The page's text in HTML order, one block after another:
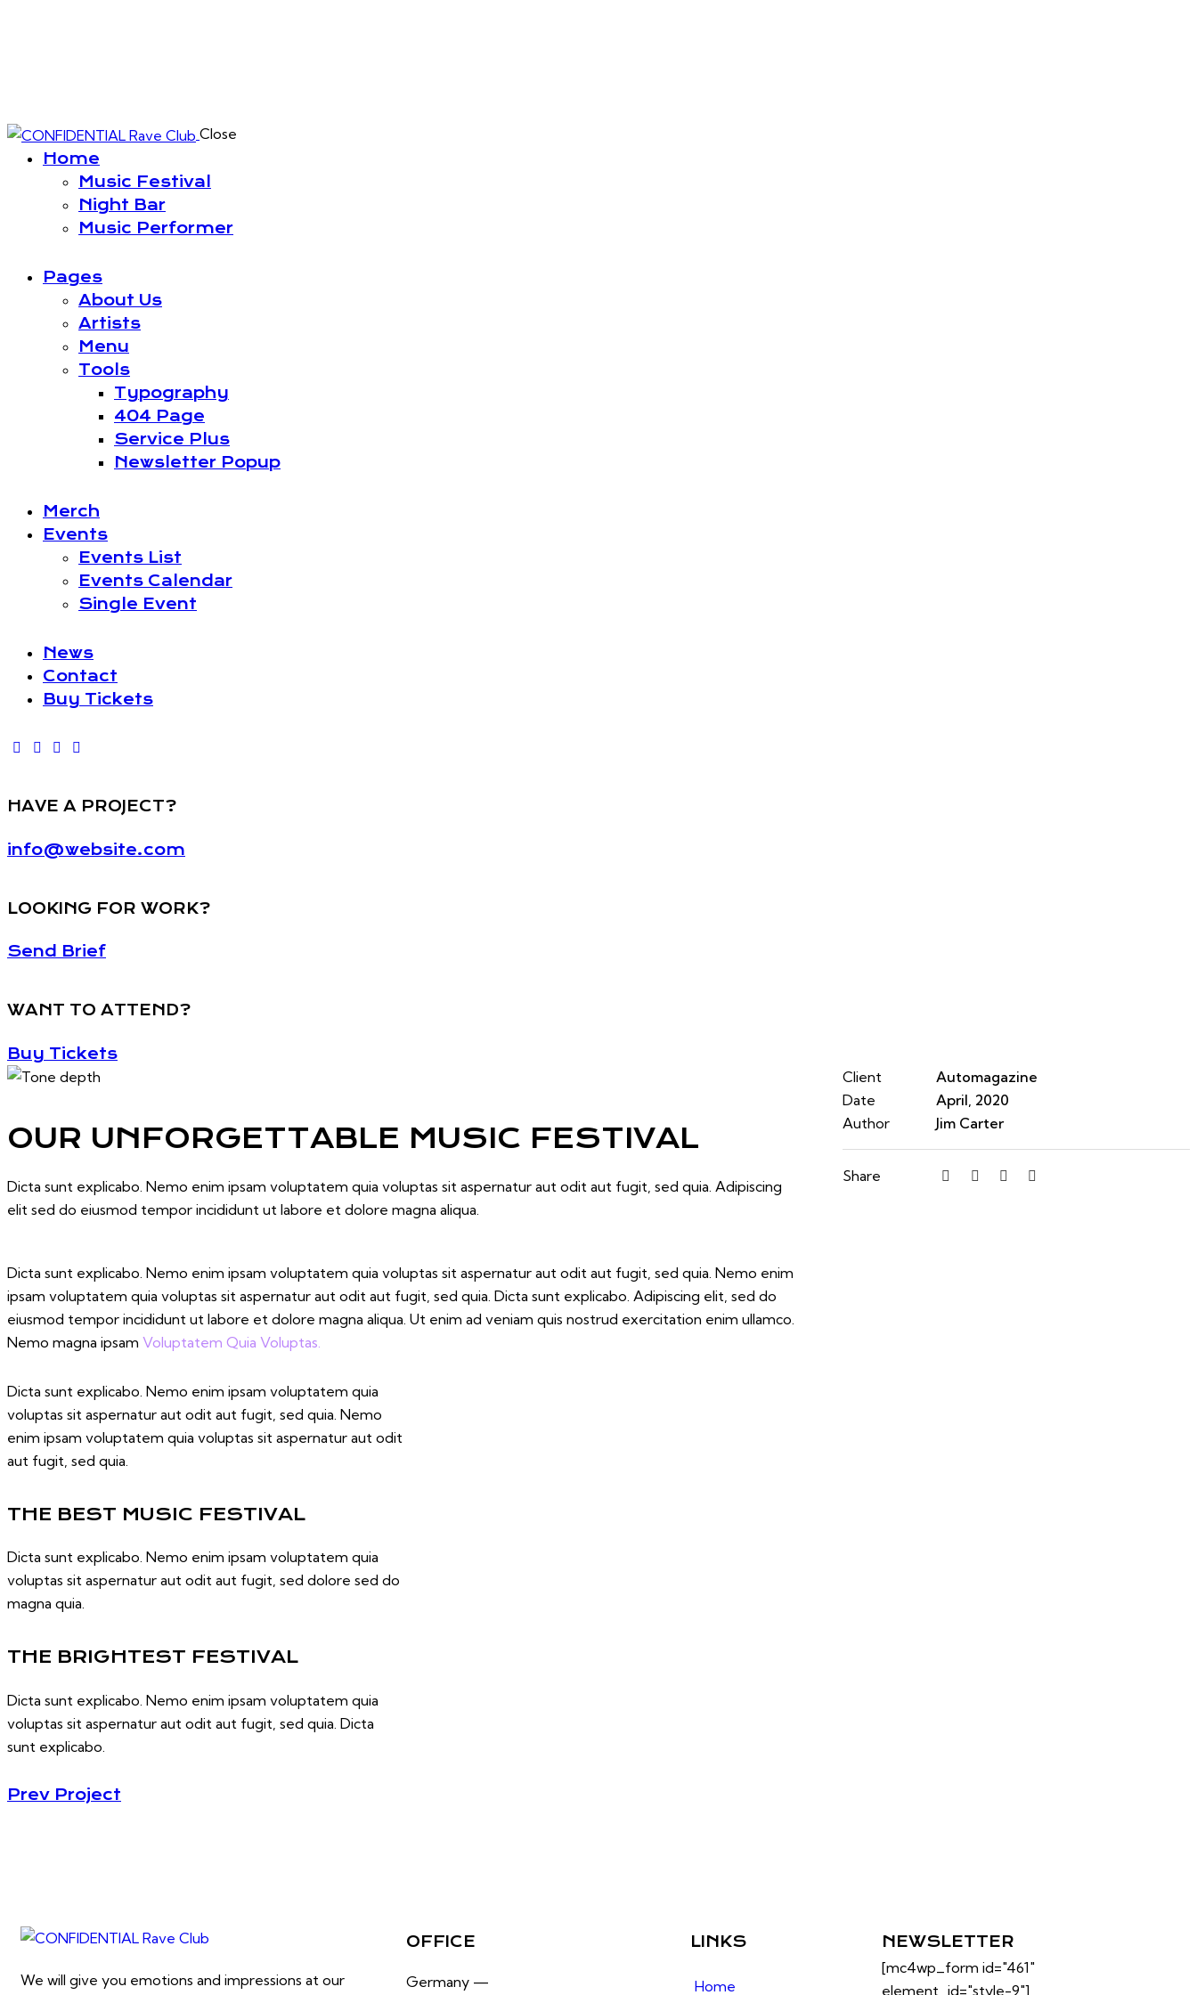
Close
Home
Music Festival
Night Bar
Music Performer
Pages
About Us
Artists
Menu
Tools
Typography
404 Page
Service Plus
Newsletter Popup
Merch
Events
Events List
Events Calendar
Single Event
News
Contact
Buy Tickets
HAVE A PROJECT?
info@website.com
LOOKING FOR WORK?
Send Brief
WANT TO ATTEND?
Buy Tickets
OUR UNFORGETTABLE MUSIC FESTIVAL
Dicta sunt explicabo. Nemo enim ipsam voluptatem quia voluptas sit aspernatur aut odit aut fugit, sed quia. Adipiscing
elit sed do eiusmod tempor incididunt ut labore et dolore magna aliqua.
Dicta sunt explicabo. Nemo enim ipsam voluptatem quia voluptas sit aspernatur aut odit aut fugit, sed quia. Nemo enim
ipsam voluptatem quia voluptas sit aspernatur aut odit aut fugit, sed quia. Dicta sunt explicabo. Adipiscing elit, sed do
eiusmod tempor incididunt ut labore et dolore magna aliqua. Ut enim ad veniam quis nostrud exercitation enim ullamco.
Nemo magna ipsam Voluptatem Quia Voluptas.
Dicta sunt explicabo. Nemo enim ipsam voluptatem quia
voluptas sit aspernatur aut odit aut fugit, sed quia. Nemo
enim ipsam voluptatem quia voluptas sit aspernatur aut odit
aut fugit, sed quia.
THE BEST MUSIC FESTIVAL
Dicta sunt explicabo. Nemo enim ipsam voluptatem quia
voluptas sit aspernatur aut odit aut fugit, sed dolore sed do
magna quia.
THE BRIGHTEST FESTIVAL
Dicta sunt explicabo. Nemo enim ipsam voluptatem quia
voluptas sit aspernatur aut odit aut fugit, sed quia. Dicta
sunt explicabo.
Client
Automagazine
Date
April, 2020
Author
Jim Carter
Share
Prev Project
We will give you emotions and impressions at our
OFFICE
Germany —
LINKS
Home
NEWSLETTER
[mc4wp_form id="461"
element_id="style-9"]